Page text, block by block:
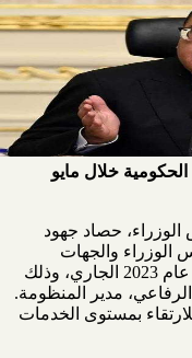
خلال مايو
حصاد جهود
الوزراء والجهات
الحكومية المرتبطة بها، خلال شهر مايو من عام 2023 الجاري، وذلك
مدير المنظومة.
بمستوى الخدمات